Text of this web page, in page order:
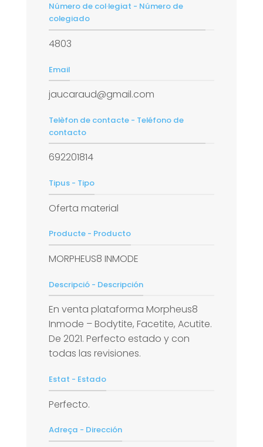
Número de col·legiat - Número de
colegiado
4803
Email
jaucaraud@gmail.com
Telèfon de contacte - Teléfono de
contacto
692201814
Tipus - Tipo
Oferta material
Producte - Producto
MORPHEUS8 INMODE
Descripció - Descripción
En venta plataforma Morpheus8
Inmode – Bodytite, Facetite, Acutite.
De 2021. Perfecto estado y con
todas las revisiones.
Estat - Estado
Perfecto.
Adreça - Dirección